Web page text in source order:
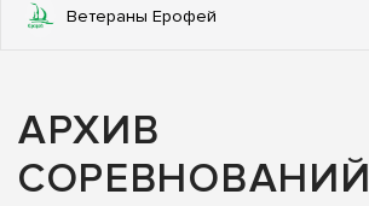
Ветераны Ерофей
АРХИВ
СОРЕВНОВАНИЙ